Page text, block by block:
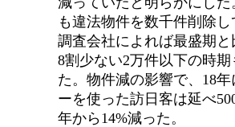
も違法物件を数千件削除し
調査会社によれば最盛期と
8割少ない2万件以下の時期
た。物件減の影響で、18
ーを使った訪日客は延べ
年から14%減った。